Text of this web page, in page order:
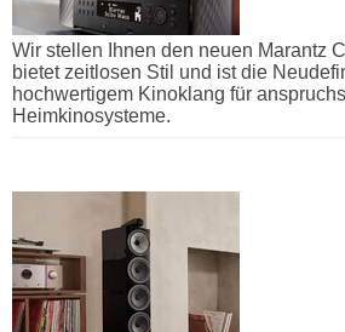
Wir stellen Ihnen den neuen Marantz
bietet zeitlosen Stil und ist die
hochwertigem Kinoklang für
Heimkinosysteme.